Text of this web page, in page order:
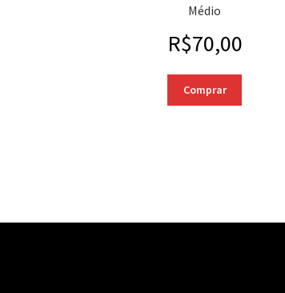
Médio
R$70,00
Comprar